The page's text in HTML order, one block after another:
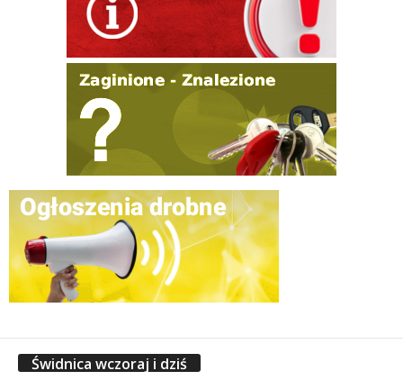
Świdnica wczoraj i dziś